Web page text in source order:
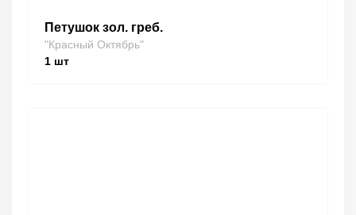
Петушок зол. греб.
"Красный Октябрь"
1 шт